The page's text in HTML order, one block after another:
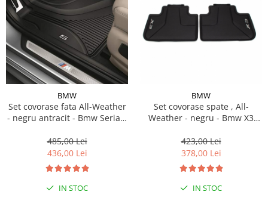
BMW
Set covorase fata All-Weather
- negru antracit - Bmw Seria 5
485,00 Lei
436,00 Lei
IN STOC
BMW
Set covorase spate , All-
Weather - negru - Bmw X3
423,00 Lei
378,00 Lei
IN STOC